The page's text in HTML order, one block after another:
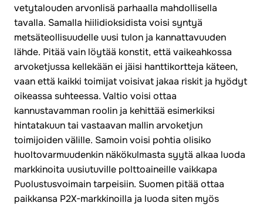
vetytalouden arvonlisä parhaalla mahdollisella
tavalla. Samalla hiilidioksidista voisi syntyä
metsäteollisuudelle uusi tulon ja kannattavuuden
lähde. Pitää vain löytää konstit, että vaikeahkossa
arvoketjussa kellekään ei jäisi hanttikortteja käteen,
vaan että kaikki toimijat voisivat jakaa riskit ja hyödyt
oikeassa suhteessa. Valtio voisi ottaa
kannustavamman roolin ja kehittää esimerkiksi
hintatakuun tai vastaavan mallin arvoketjun
toimijoiden välille. Samoin voisi pohtia olisiko
huoltovarmuudenkin näkökulmasta syytä alkaa luoda
markkinoita uusiutuville polttoaineille vaikkapa
Puolustusvoimain tarpeisiin. Suomen pitää ottaa
paikkansa P2X-markkinoilla ja luoda siten myös